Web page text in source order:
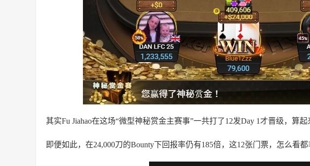
其实Fu Jiahao在这场“微型神秘赏金主赛事”一共打了12发Day 1才晋级，算起
即便如此，在24,000刀的Bounty下回报率仍有185倍，这12张门票，怎么看都